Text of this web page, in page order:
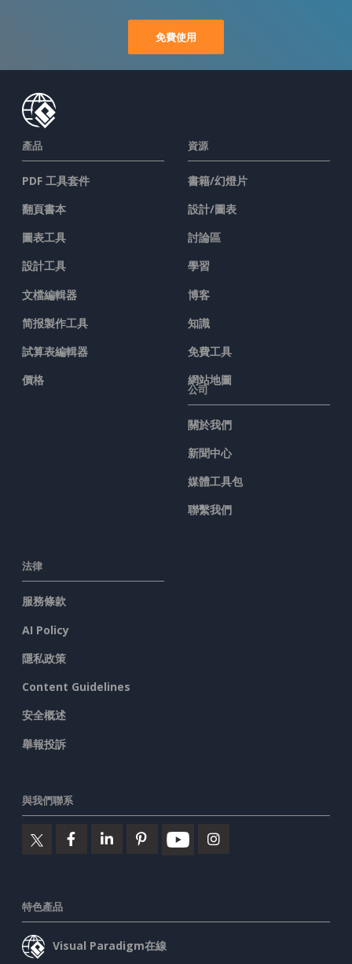
免費使用
產品
PDF 工具套件
翻頁書本
圖表工具
設計工具
文檔編輯器
简报製作工具
試算表編輯器
價格
資源
書籍/幻燈片
設計/圖表
討論區
學習
博客
知識
免費工具
網站地圖
公司
關於我們
新聞中心
媒體工具包
聯繫我們
法律
服務條款
AI Policy
隱私政策
Content Guidelines
安全概述
舉報投訴
與我們聯系
特色產品
Visual Paradigm在線